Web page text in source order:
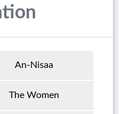
An-Nisaa
The Women